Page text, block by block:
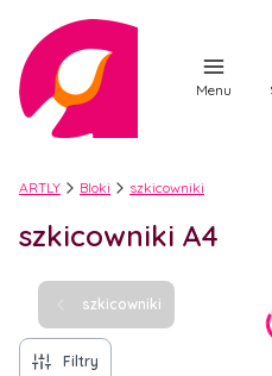
Menu
ARTLY Bloki szkicowniki
szkicowniki A4
szkicowniki
Filtry